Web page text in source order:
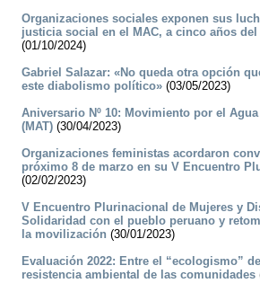
Organizaciones sociales exponen sus
justicia social en el MAC, a cinco años
(01/10/2024)
Gabriel Salazar: «No queda otra opción
este diabolismo político» (03/05/2023)
Aniversario Nº 10: Movimiento por el
(MAT) (30/04/2023)
Organizaciones feministas acordaron
próximo 8 de marzo en su V Encuentro
(02/02/2023)
V Encuentro Plurinacional de Mujeres y
Solidaridad con el pueblo peruano y
la movilización (30/01/2023)
Evaluación 2022: Entre el “ecologismo”
resistencia ambiental de las comunidades